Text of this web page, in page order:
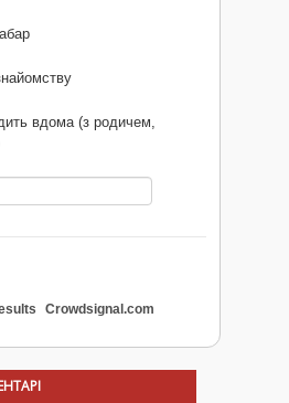
вдома (з родичем,
Crowdsignal.com